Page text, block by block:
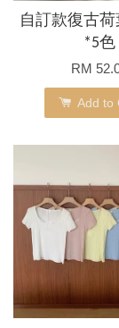
自訂款復古
*5色
RM
Add to